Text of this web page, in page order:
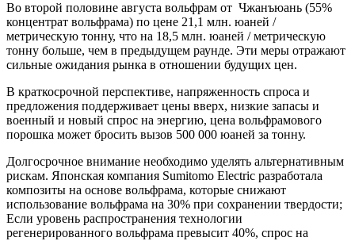
Во второй половине августа вольфрам от Чжанъюань (55%
концентрат вольфрама) по цене 21,1 млн. юаней /
метрическую тонну, что на 18,5 млн. юаней / метрическую
тонну больше, чем в предыдущем раунде. Эти меры отражают
сильные ожидания рынка в отношении будущих цен.
В краткосрочной перспективе, напряженность спроса и
предложения поддерживает цены вверх, низкие запасы и
военный и новый спрос на энергию, цена вольфрамового
порошка может бросить вызов 500 000 юаней за тонну.
Долгосрочное внимание необходимо уделять альтернативным
рискам. Японская компания Sumitomo Electric разработала
композиты на основе вольфрама, которые снижают
использование вольфрама на 30% при сохранении твердости;
Если уровень распространения технологии
регенерированного вольфрама превысит 40%, спрос на